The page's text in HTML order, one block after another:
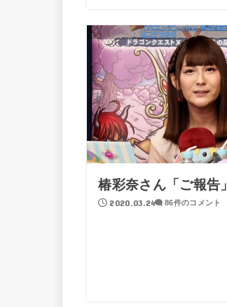
椿彩奈さん「ご報告」
2020.03.24 86件のコメント